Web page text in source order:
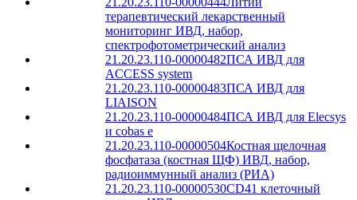
терапевтический лекарственный
мониторинг ИВД, набор,
спектрофотометрический анализ
21.20.23.110-00000482ПСА ИВД для
ACCESS system
21.20.23.110-00000483ПСА ИВД для
LIAISON
21.20.23.110-00000484ПСА ИВД для Elecsys
и cobas е
21.20.23.110-00000504Костная щелочная
фосфатаза (костная ЩФ) ИВД, набор,
радиоиммунный анализ (РИА)
21.20.23.110-00000530CD41 клеточный